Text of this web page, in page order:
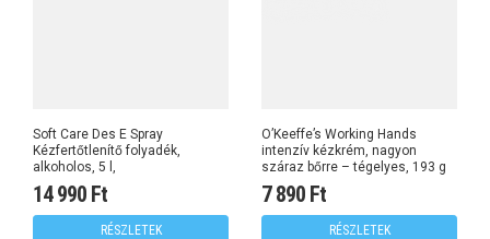
Soft Care Des E Spray
Kézfertőtlenítő folyadék,
alkoholos, 5 l,
14 990 Ft
RÉSZLETEK
O’Keeffe’s Working Hands
intenzív kézkrém, nagyon
száraz bőrre – tégelyes, 193 g
7 890 Ft
RÉSZLETEK